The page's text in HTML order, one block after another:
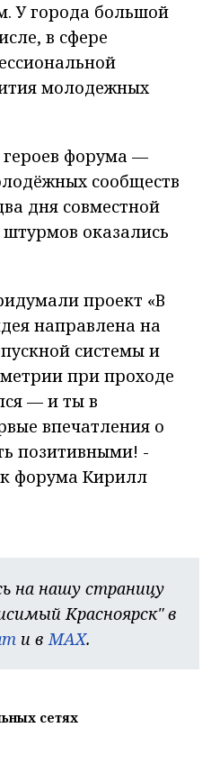
У города большой
в сфере
молодежных
форума —
сообществ
дня совместной
оказались
проект «В
направлена на
системы и
при проходе
— и ты в
впечатления о
позитивными! -
форума Кирилл
на нашу страницу
Красноярск" в
и вMAX.
сетях